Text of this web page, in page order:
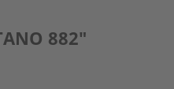
882"